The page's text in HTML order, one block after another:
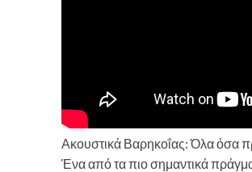
Ακουστικά Βαρηκοΐας: Όλα όσα
Ένα από τα πιο σημαντικά